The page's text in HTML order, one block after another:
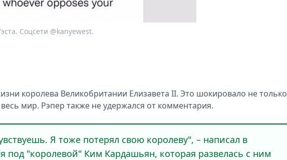
Соцсети @kanyewest.
королева Великобритании Елизавета II. Это шокировало не только
мир. Рэпер также не удержался от комментария.
Я тоже потерял свою королеву", – написал в
под "королевой" Ким Кардашьян, которая развелась с ним